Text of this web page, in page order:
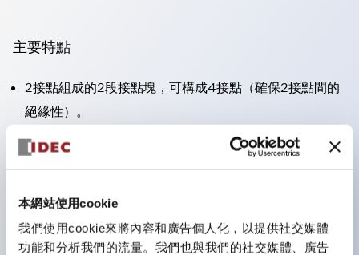
本網站使用cookie
我們使用cookie來將內容和廣告個人化，以提供社交媒體
功能和分析我們的流量。我們也與我們的社交媒體、廣告
主要特點
2接點組成的2段接點塊，可構成4接點（確保2接點間的
絕緣性）。
面板深度39.9mm（※11段接點塊）、59.9mm（※22段
接點塊）。可實現省空間設計。
防護結構